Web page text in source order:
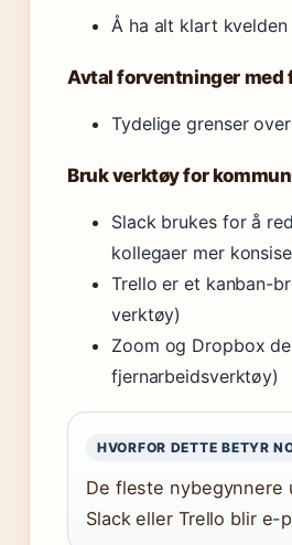
Å ha alt klart
Avtal forventninger med
Tydelige grenser
Bruk verktøy for
Slack brukes for å
kollegaer mer
Trello er et kanban-
verktøy)
Zoom og Dropbox
fjernarbeidsverktøy)
HVORFOR DETTE BETYR
De fleste nybegynnere
Slack eller Trello blir